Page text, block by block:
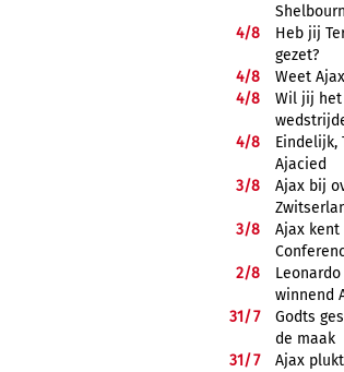
4/8
Heb jij
gezet?
4/8
Weet
4/8
Wil jij het
4/8
Eindelijk,
Ajacied
3/8
Ajax bij
3/8
Ajax
2/8
winnend
31/7
Godts
de maak
31/7
Ajax